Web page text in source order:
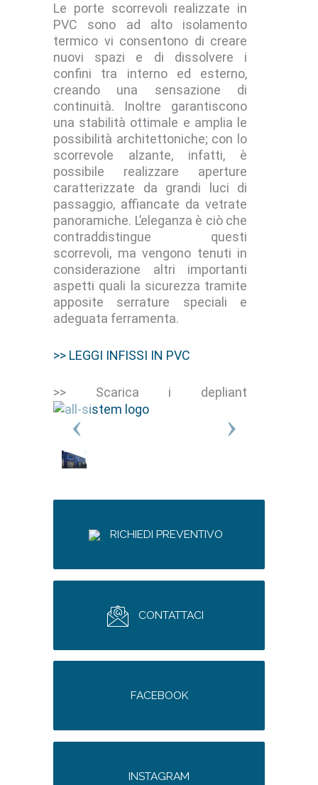
Le porte scorrevoli realizzate in
PVC sono ad alto isolamento
termico vi consentono di creare
nuovi spazi e di dissolvere i
confini tra interno ed esterno,
creando una sensazione di
continuità. Inoltre garantiscono
una stabilità ottimale e amplia le
possibilità architettoniche; con lo
scorrevole alzante, infatti, è
possibile realizzare aperture
caratterizzate da grandi luci di
passaggio, affiancate da vetrate
panoramiche. L’eleganza è ciò che
contraddistingue questi
scorrevoli, ma vengono tenuti in
considerazione altri importanti
aspetti quali la sicurezza tramite
apposite serrature speciali e
adeguata ferramenta.
>> LEGGI INFISSI IN PVC
>> Scarica i depliant
RICHIEDI PREVENTIVO
CONTATTACI
FACEBOOK
INSTAGRAM